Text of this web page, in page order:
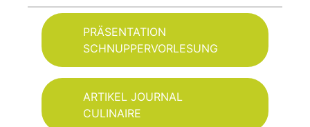
PRÄSENTATION
SCHNUPPERVORLESUNG
ARTIKEL JOURNAL
CULINAIRE